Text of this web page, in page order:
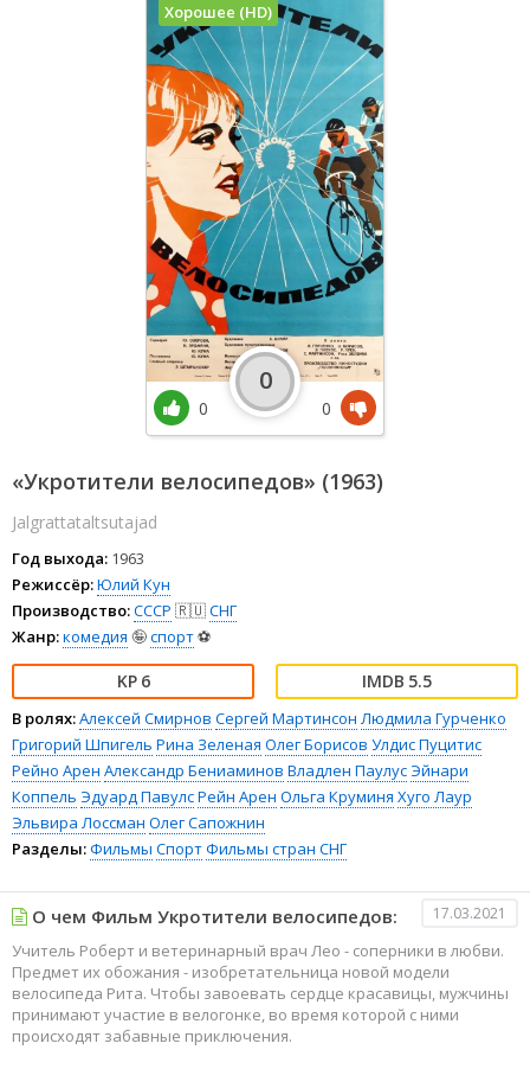
«Укротители велосипедов» (1963)
Jalgrattataltsutajad
Год выхода: 1963
Режиссёр:Юлий Кун
Производство:СССР 🇷🇺СНГ
Жанр:комедия 🤪спорт⚽
6 5.5
В ролях:Алексей Смирнов Сергей Мартинсон Людмила Гурченко
Григорий Шпигель Рина Зеленая Олег Борисов Улдис Пуцитис
Рейно Арен Александр Бениаминов Владлен ПаулусЭйнари
Коппель Эдуард ПавулсРейн Арен Ольга Круминя Хуго Лаур
Эльвира Лоссман Олег Сапожнин
Разделы:Фильмы СпортФильмы стран СНГ
Хорошее (HD)
0
0
0
О чем Фильм Укротители велосипедов: 17.03.2021
Учитель Роберт и ветеринарный врач Лео - соперники в любви.
Предмет их обожания - изобретательница новой модели
велосипеда Рита. Чтобы завоевать сердце красавицы, мужчины
принимают участие в велогонке, во время которой с ними
происходят забавные приключения.